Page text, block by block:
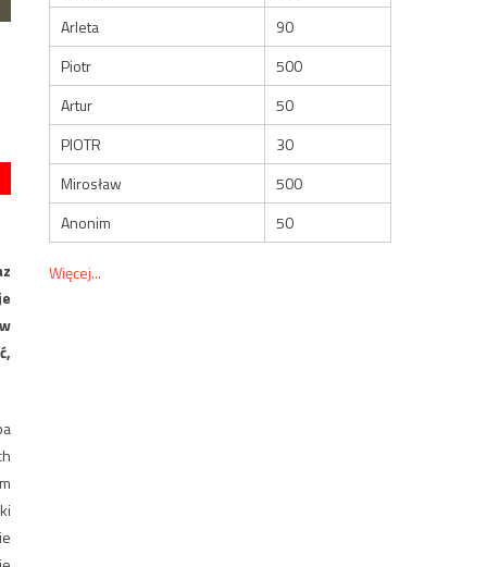
Arleta
90
Piotr
500
Artur
50
PIOTR
30
Mirosław
500
Anonim
50
Więcej...